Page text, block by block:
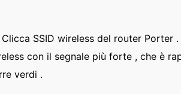
Clicca SSID wireless del router Porter
con il segnale più forte , che è
verdi .